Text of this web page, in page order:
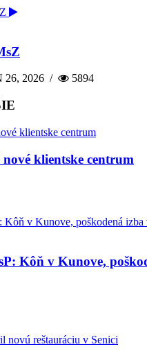
2026 / 5894
klientske centrum
Kôň v Kunove,